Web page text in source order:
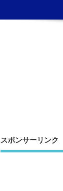
スポンサーリンク